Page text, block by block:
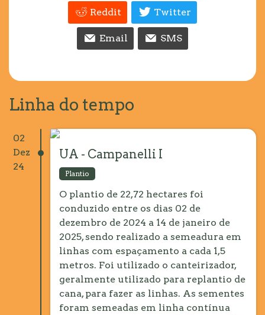
Reddit Twitter
Email SMS
Linha do tempo
02
Dez
24
UA - Campanelli I
Plantio
O plantio de 22,72 hectares foi
conduzido entre os dias 02 de
dezembro de 2024 a 14 de janeiro de
2025, sendo realizado a semeadura em
linhas com espaçamento a cada 1,5
metros. Foi utilizado o canteirizador,
geralmente utilizado para replantio de
cana, para fazer as linhas. As sementes
foram semeadas em linha contínua